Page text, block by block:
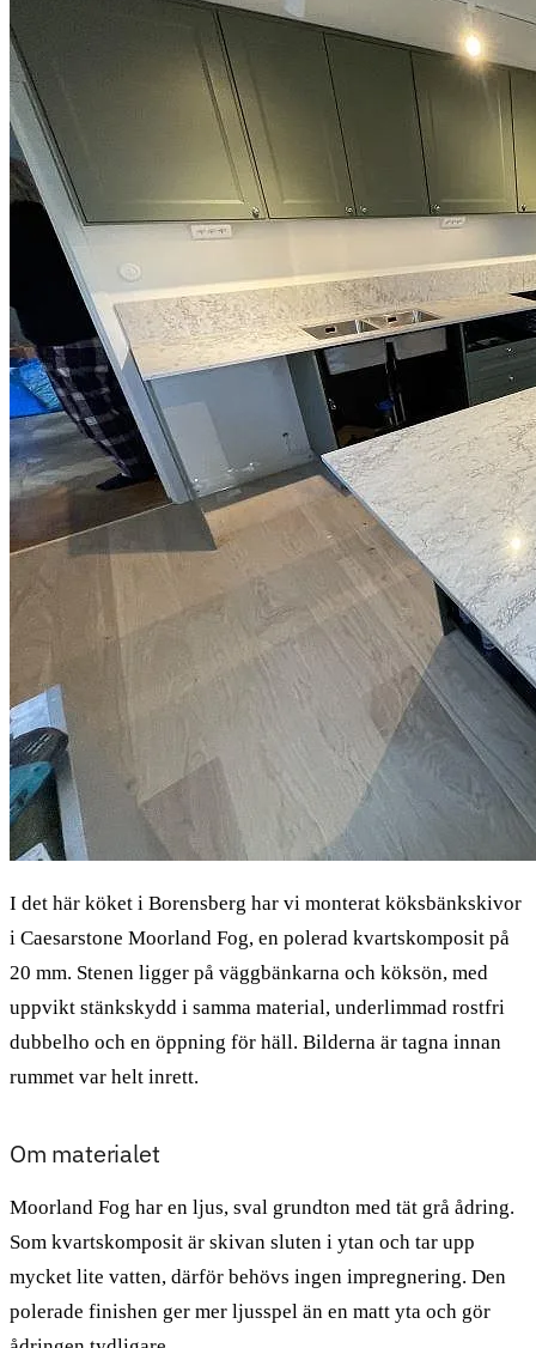
I det här köket i Borensberg har vi monterat köksbänkskivor
i Caesarstone Moorland Fog, en polerad kvartskomposit på
20 mm. Stenen ligger på väggbänkarna och köksön, med
uppvikt stänkskydd i samma material, underlimmad rostfri
dubbelho och en öppning för häll. Bilderna är tagna innan
rummet var helt inrett.
Om materialet
Moorland Fog har en ljus, sval grundton med tät grå ådring.
Som kvartskomposit är skivan sluten i ytan och tar upp
mycket lite vatten, därför behövs ingen impregnering. Den
polerade finishen ger mer ljusspel än en matt yta och gör